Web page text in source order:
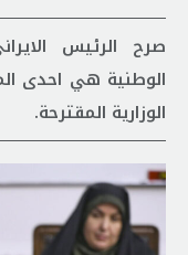
صرح الرئيس
الوطنية هي احدى
الوزارية المقترحة.